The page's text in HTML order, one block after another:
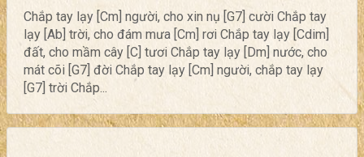
Chắp tay lạy [Cm] người, cho xin nụ [G7] cười Chắp tay
lạy [Ab] trời, cho đám mưa [Cm] rơi Chắp tay lạy [Cdim]
đất, cho mầm cây [C] tươi Chắp tay lạy [Dm] nước, cho
mát cõi [G7] đời Chắp tay lạy [Cm] người, chắp tay lạy
[G7] trời Chắp...